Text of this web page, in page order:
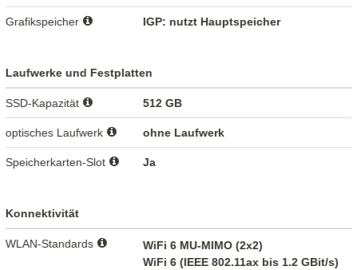
Grafikspeicher IGP: nutzt Hauptspeicher
Laufwerke und Festplatten
SSD-Kapazität 512 GB
optisches Laufwerk ohne Laufwerk
Speicherkarten-Slot Ja
Konnektivität
WLAN-Standards
WiFi 6 MU-MIMO (2x2)
WiFi 6 (IEEE 802.11ax bis 1.2 GBit/s)